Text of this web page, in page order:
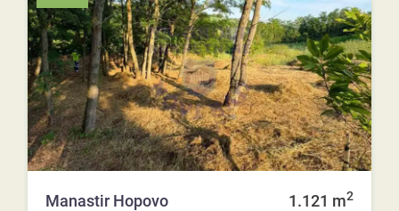
Manastir Hopovo 1.121 m2